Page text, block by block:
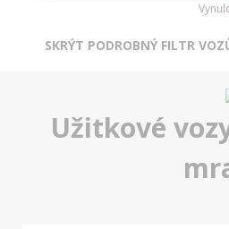
SKRÝT PODROBNÝ FILTR
Užitkové